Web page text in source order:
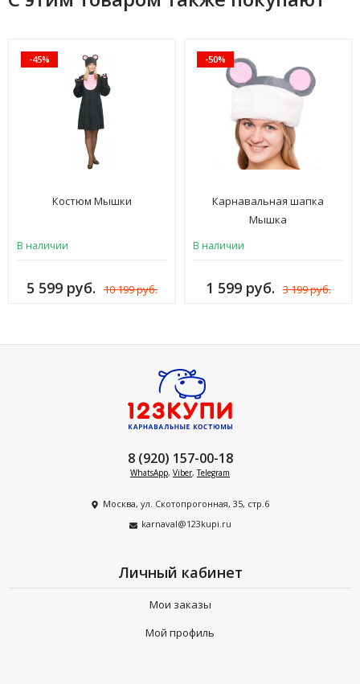
-45%
Костюм Мышки
В наличии
5 599 руб. 10 199 руб.
-50%
Карнавальная шапка
Мышка
В наличии
1 599 руб. 3 199 руб.
8 (920) 157-00-18
WhatsApp, Viber,Telegram
Москва, ул. Скотопрогонная, 35, стр.6
karnaval@123kupi.ru
Личный кабинет
Мои заказы
Мой профиль